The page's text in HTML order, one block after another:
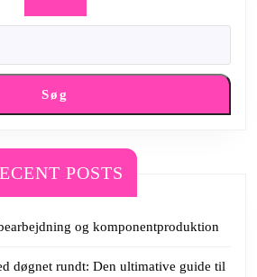
Søg
POSTS
og komponentproduktion
døgnet rundt: Den ultimative guide til